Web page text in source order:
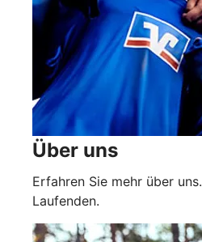
Über uns
Erfahren Sie mehr über
Laufenden.